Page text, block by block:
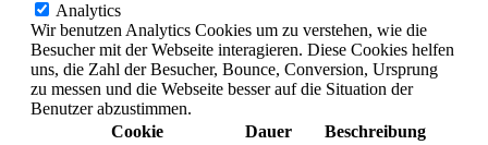
Analytics
Wir benutzen Analytics Cookies um zu verstehen, wie die
Besucher mit der Webseite interagieren. Diese Cookies helfen
uns, die Zahl der Besucher, Bounce, Conversion, Ursprung
zu messen und die Webseite besser auf die Situation der
Benutzer abzustimmen.
Cookie
Dauer Beschreibung